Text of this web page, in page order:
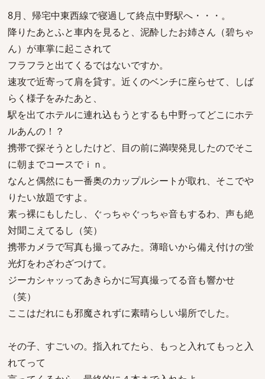
8月、帰宅中東西線で寝過して終点中野駅へ・・・。
降りたあとふと車内を見ると、泥酔したお姉さん（碧ちゃ
ん）が車掌に起こされて
フラフラと出てくるではないですか。
速攻で近寄って肩を貸す。近くのベンチに座らせて、しば
らく様子をみたあと、
駅を出てホテルに連れ込もうとするも中野ってどこにホテ
ルあんの！？
携帯で探そうとしたけど、目の前に満喫発見したのでそこ
に朝までコースでｉｎ。
なんと偶然にも一番奥のカップルシートが取れ、そこでや
りたい放題ですよ。
素っ裸にもしたし、ぐっちゃぐっちゃ音もするわ、声も絶
対聞こえてるし（笑）
携帯カメラで写真も撮ってみた。薄暗いから備え付けの蛍
光灯をわざわざつけて。
ジーカシャッってあきらかに写真撮ってる音も響かせ
（笑）
ここはだれにも邪魔されずに素晴らしい場所でした。
その子、すごいの。指入れてたら、もっと入れてもっと入
れてって